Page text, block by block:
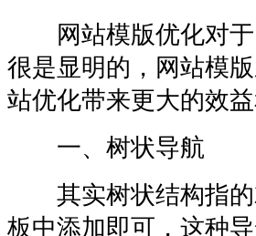
网站模版优化对于
很是显明的，网站模
站优化带来更大的效益
一、树状导航
其实树状结构指的
板中添加即可，这种